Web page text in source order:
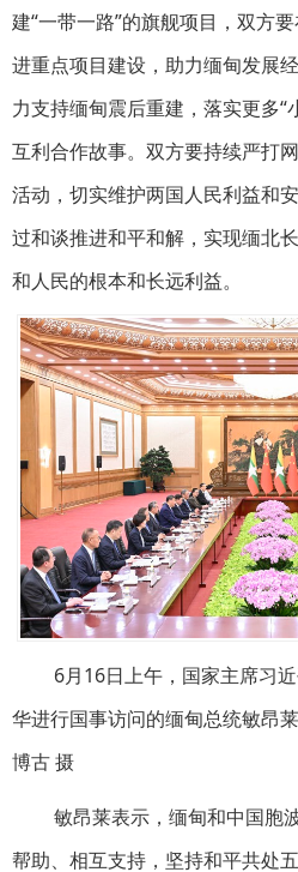
建“一带一路”的旗舰项目，双方
进重点项目建设，助力缅甸发展
力支持缅甸震后重建，落实更多“
互利合作故事。双方要持续严打
活动，切实维护两国人民利益和
过和谈推进和平和解，实现缅北
和人民的根本和长远利益。
6月16日上午，国家主席习
华进行国事访问的缅甸总统敏昂
博古 摄
敏昂莱表示，缅甸和中国胞
帮助、相互支持，坚持和平共处